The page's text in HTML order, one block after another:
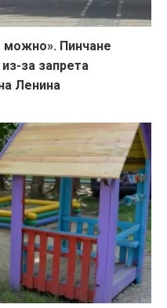
можно». Пинчане
за запрета
Ленина